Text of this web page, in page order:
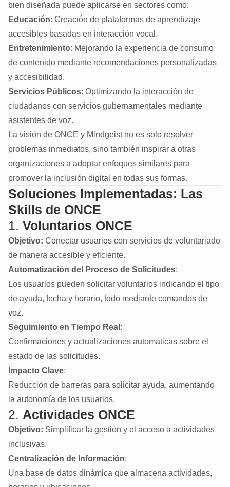
bien diseñada puede aplicarse en sectores como:
Educación: Creación de plataformas de aprendizaje
accesibles basadas en interacción vocal.
Entretenimiento: Mejorando la experiencia de consumo
de contenido mediante recomendaciones personalizadas
y accesibilidad.
Servicios Públicos: Optimizando la interacción de
ciudadanos con servicios gubernamentales mediante
asistentes de voz.
La visión de ONCE y Mindgeist no es solo resolver
problemas inmediatos, sino también inspirar a otras
organizaciones a adoptar enfoques similares para
promover la inclusión digital en todas sus formas.
Soluciones Implementadas: Las
Skills de ONCE
1. Voluntarios ONCE
Objetivo: Conectar usuarios con servicios de voluntariado
de manera accesible y eficiente.
Automatización del Proceso de Solicitudes:
Los usuarios pueden solicitar voluntarios indicando el tipo
de ayuda, fecha y horario, todo mediante comandos de
voz.
Seguimiento en Tiempo Real :
Confirmaciones y actualizaciones automáticas sobre el
estado de las solicitudes.
Impacto Clave:
Reducción de barreras para solicitar ayuda, aumentando
la autonomía de los usuarios.
2. Actividades ONCE
Objetivo: Simplificar la gestión y el acceso a actividades
inclusivas.
Centralización de Información:
Una base de datos dinámica que almacena actividades,